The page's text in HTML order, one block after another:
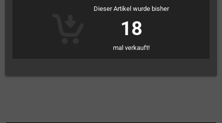
Dieser Artikel wurde bisher
18
mal verkauft!